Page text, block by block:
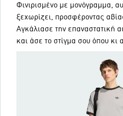
Φινιρισμένο με μονόγραμμα,
ξεχωρίζει, προσφέροντας
Αγκάλιασε την επαναστατική
και άσε το στίγμα σου όπου κι